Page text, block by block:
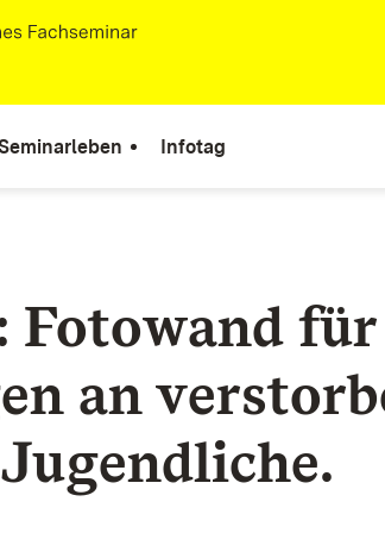
Infotag
Fotowand für
an